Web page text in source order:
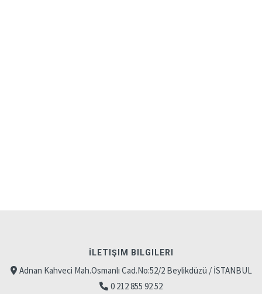
İLETIŞIM BILGILERI
Adnan Kahveci Mah.Osmanlı Cad.No:52/2 Beylikdüzü / İSTANBUL
0 212 855 92 52